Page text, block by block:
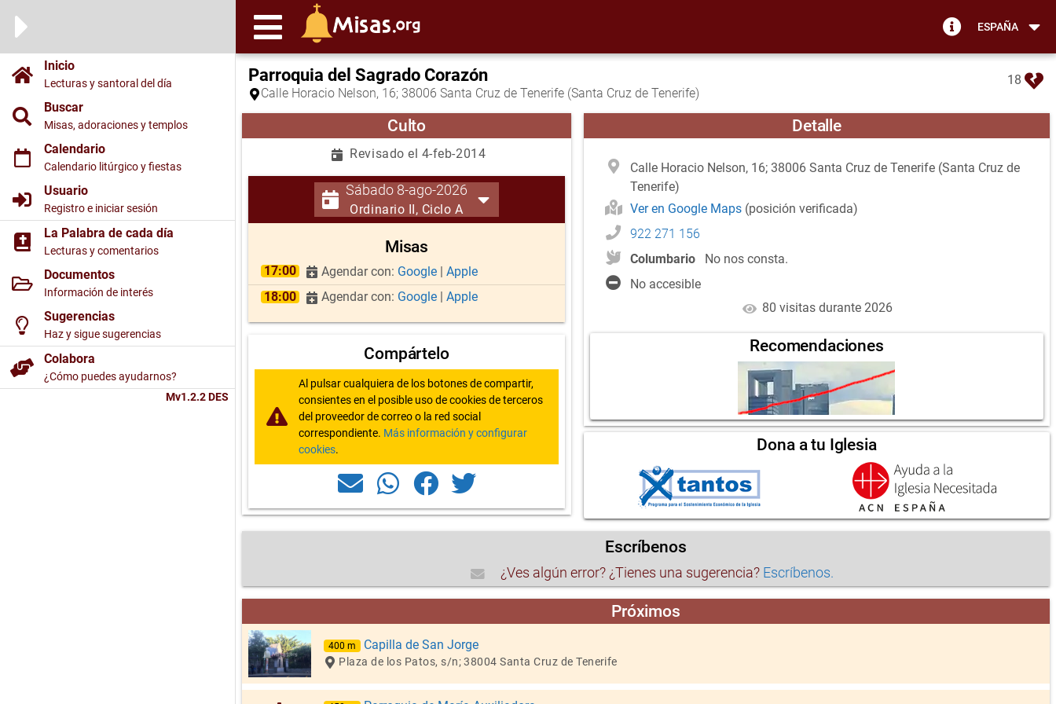
ESPAÑA
Inicio
Lecturas y santoral del día
Buscar
Misas, adoraciones y templos
Calendario
Calendario litúrgico y fiestas
Usuario
Registro e iniciar sesión
La Palabra de cada día
Lecturas y comentarios
Documentos
Información de interés
Sugerencias
Haz y sigue sugerencias
Colabora
¿Cómo puedes ayudarnos?
Mv1.2.2 DES
Parroquia del Sagrado Corazón
Calle Horacio Nelson, 16; 38006 Santa Cruz de Tenerife (Santa Cruz de Tenerife)
18
Culto
Revisado el 4-feb-2014
Sábado 8-ago-2026
Ordinario II, Ciclo A
Misas
17:00 Agendar con: Google | Apple
18:00
Agendar con: Google | Apple
Compártelo
Al pulsar cualquiera de los botones de compartir,
consientes en el posible uso de cookies de terceros
del proveedor de correo o la red social
correspondiente. Más información y configurar
cookies.
Detalle
Calle Horacio Nelson, 16; 38006 Santa Cruz de Tenerife (Santa Cruz de
Tenerife)
Ver en Google Maps (posición verificada)
922 271 156
Columbario
No nos consta.
No accesible
80 visitas durante 2026
Recomendaciones
Dona a tu Iglesia
Escríbenos
¿Ves algún error? ¿Tienes una sugerencia? Escríbenos.
Próximos
400 m Capilla de San Jorge
Plaza de los Patos, s/n; 38004 Santa Cruz de Tenerife